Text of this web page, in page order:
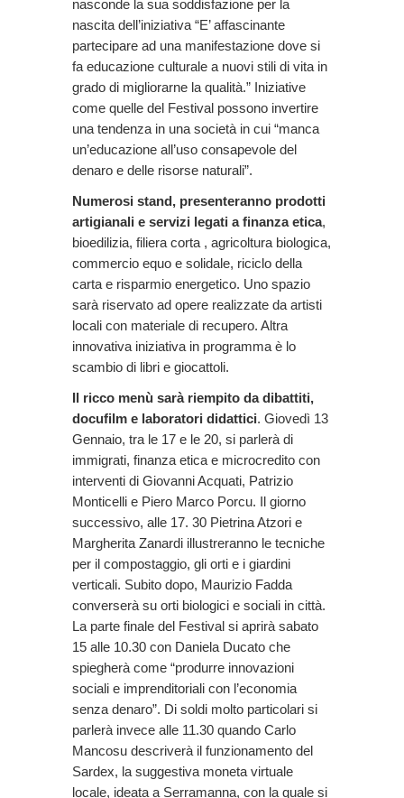
nasconde la sua soddisfazione per la
nascita dell’iniziativa “E’ affascinante
partecipare ad una manifestazione dove si
fa educazione culturale a nuovi stili di vita in
grado di migliorarne la qualità.” Iniziative
come quelle del Festival possono invertire
una tendenza in una società in cui “manca
un’educazione all’uso consapevole del
denaro e delle risorse naturali”.
Numerosi stand, presenteranno prodotti
artigianali e servizi legati a finanza etica,
bioedilizia, filiera corta , agricoltura biologica,
commercio equo e solidale, riciclo della
carta e risparmio energetico. Uno spazio
sarà riservato ad opere realizzate da artisti
locali con materiale di recupero. Altra
innovativa iniziativa in programma è lo
scambio di libri e giocattoli.
Il ricco menù sarà riempito da dibattiti,
docufilm e laboratori didattici. Giovedì 13
Gennaio, tra le 17 e le 20, si parlerà di
immigrati, finanza etica e microcredito con
interventi di Giovanni Acquati, Patrizio
Monticelli e Piero Marco Porcu. Il giorno
successivo, alle 17. 30 Pietrina Atzori e
Margherita Zanardi illustreranno le tecniche
per il compostaggio, gli orti e i giardini
verticali. Subito dopo, Maurizio Fadda
converserà su orti biologici e sociali in città.
La parte finale del Festival si aprirà sabato
15 alle 10.30 con Daniela Ducato che
spiegherà come “produrre innovazioni
sociali e imprenditoriali con l’economia
senza denaro”. Di soldi molto particolari si
parlerà invece alle 11.30 quando Carlo
Mancosu descriverà il funzionamento del
Sardex, la suggestiva moneta virtuale
locale, ideata a Serramanna, con la quale si